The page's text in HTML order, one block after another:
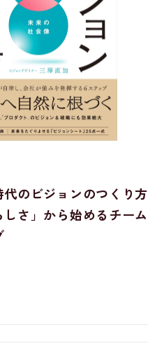
のビジョンのつくり方
しさ」から始めるチーム